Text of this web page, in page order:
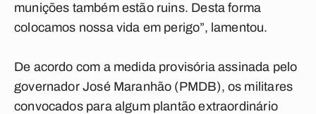
munições também estão ruins. Desta forma
colocamos nossa vida em perigo”, lamentou.
De acordo com a medida provisória assinada pelo
governador José Maranhão (PMDB), os militares
convocados para algum plantão extraordinário